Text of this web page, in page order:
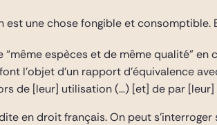
est une chose fongible et
“même espèces et de même qualité”
l’objet d’un rapport d’équivalence
de [leur] utilisation (…) [et] de par [leur]
en droit français. On peut